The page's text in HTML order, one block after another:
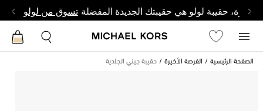
وصغيرة، حقيبة لولو هي حقيبتك الجديدة المفضلة تسوق من لولو
الصفحة الرئيسية الفرصة الأخيرة حقيبة جيني الجلدية